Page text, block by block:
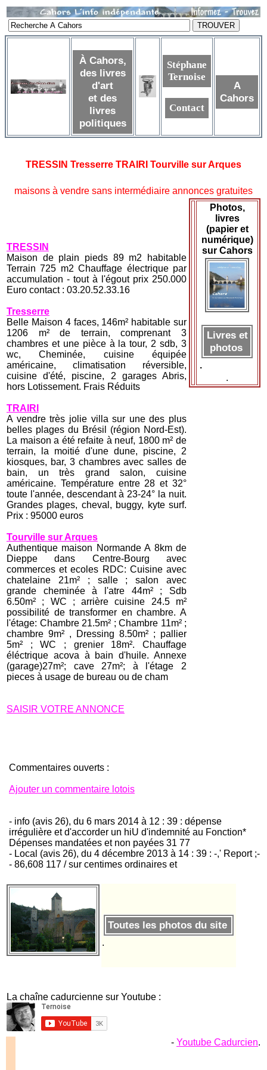
À Cahors,
des livres
d'art
et des
livres
politiques
Stéphane
Ternoise
Contact
A
Cahors
TRESSIN Tresserre TRAIRI Tourville sur Arques
maisons à vendre sans intermédiaire annonces gratuites
TRESSIN
Maison de plain pieds 89 m2 habitable
Terrain 725 m2 Chauffage électrique par
accumulation - tout à l'égout prix 250.000
Euro contact : 03.20.52.33.16
Tresserre
Belle Maison 4 faces, 146m² habitable sur
1206 m² de terrain, comprenant 3
chambres et une pièce à la tour, 2 sdb, 3
wc, Cheminée, cuisine équipée
américaine, climatisation réversible,
cuisine d'été, piscine, 2 garages Abris,
hors Lotissement. Frais Réduits
TRAIRI
A vendre très jolie villa sur une des plus
belles plages du Brésil (région Nord-Est).
La maison a été refaite à neuf, 1800 m² de
terrain, la moitié d'une dune, piscine, 2
kiosques, bar, 3 chambres avec salles de
bain, un très grand salon, cuisine
américaine. Température entre 28 et 32°
toute l'année, descendant à 23-24° la nuit.
Grandes plages, cheval, buggy, kyte surf.
Prix : 95000 euros
Tourville sur Arques
Authentique maison Normande A 8km de
Dieppe dans Centre-Bourg avec
commerces et ecoles RDC: Cuisine avec
chatelaine 21m² ; salle ; salon avec
grande cheminée à l'atre 44m² ; Sdb
6.50m² ; WC ; arrière cuisine 24.5 m²
possibilité de transformer en chambre. A
l'étage: Chambre 21.5m² ; Chambre 11m² ;
chambre 9m² , Dressing 8.50m² ; pallier
5m² ; WC ; grenier 18m². Chauffage
éléctrique acova à bain d'huile. Annexe
(garage)27m²; cave 27m²; à l'étage 2
pieces à usage de bureau ou de cham
SAISIR VOTRE ANNONCE
Photos,
livres
(papier et
numérique)
sur Cahors
Livres et
photos
.
.
Commentaires ouverts :
Ajouter un commentaire lotois
- info (avis 26), du 6 mars 2014 à 12 : 39 : dépense
irrégulière et d'accorder un hiU d'indemnité au Fonction*
Dépenses mandatées et non payées 31 77
- Local (avis 26), du 4 décembre 2013 à 14 : 39 : -,' Report ;-
- 86,608 117 / sur centimes ordinaires et
Toutes les photos du site
.
La chaîne cadurcienne sur Youtube :
- Youtube Cadurcien.